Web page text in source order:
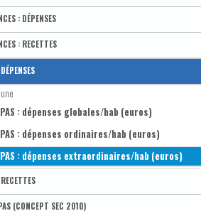
: dépenses ordinaires
dépenses extraordinaires
: recettes globales
: recettes ordinaires
: recettes extraordinaires
: dettes globales
: dettes à long terme
: dettes à court terme
: DÉPENSES
: dépenses globales
dépenses ordinaires
: dépenses extraordinaires
: RECETTES
: recettes globales
recettes ordinaires
: recettes extraordinaires
: dépenses globales/hab (euros)
: dépenses ordinaires/hab (euros)
: dépenses extraordinaires/hab (euros)
(CONCEPT SEC 2010)